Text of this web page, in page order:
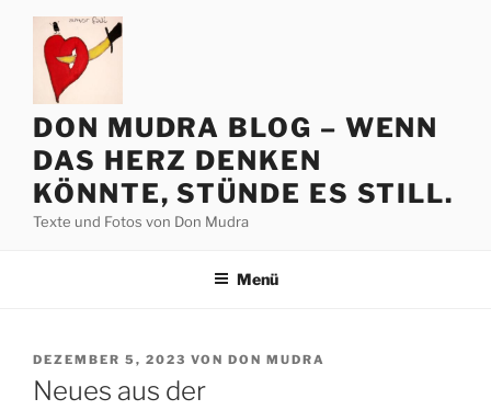
Zum
springen
DON MUDRA BLOG – WENN
DAS HERZ DENKEN
KÖNNTE, STÜNDE ES STILL.
Texte und Fotos von Don Mudra
Menü
VERÖFFENTLICHT
AM
DEZEMBER 5, 2023 VON DON MUDRA
Neues aus der